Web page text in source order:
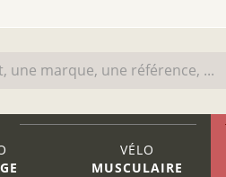
VÉLO
MUSCULAIRE